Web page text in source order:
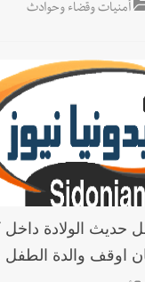
أمنيات وقضاء وحوادث
حديث الولادة داخل
اوقف والدة الطفل